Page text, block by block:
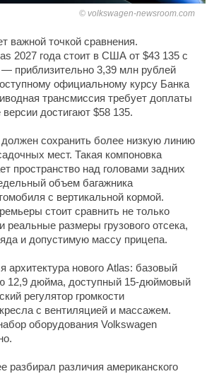
volkswagen-newsroom.com
важной точкой сравнения.
2027 года стоит в США от $43 135 с
— приблизительно 3,39 млн рублей
официальному курсу Банка
трансмиссия требует доплаты
достигают $58 135.
сохранить более низкую линию
мест. Такая компоновка
пространство над головами задних
объем багажника
с вертикальной кормой.
стоит сравнить не только
реальные размеры грузового отсека,
и допустимую массу прицепа.
архитектура нового Atlas: базовый
12,9 дюйма, доступный 15-дюймовый
регулятор громкости
с вентиляцией и массажем.
оборудования Volkswagen
разбирал различия американского